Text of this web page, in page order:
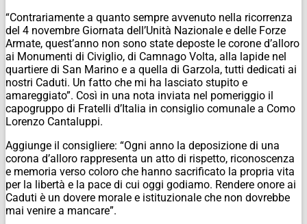
“Contrariamente a quanto sempre avvenuto nella ricorrenza
del 4 novembre Giornata dell’Unità Nazionale e delle Forze
Armate, quest’anno non sono state deposte le corone d’alloro
ai Monumenti di Civiglio, di Camnago Volta, alla lapide nel
quartiere di San Marino e a quella di Garzola, tutti dedicati ai
nostri Caduti. Un fatto che mi ha lasciato stupito e
amareggiato”. Così in una nota inviata nel pomeriggio il
capogruppo di Fratelli d’Italia in consiglio comunale a Como
Lorenzo Cantaluppi.
Aggiunge il consigliere: “Ogni anno la deposizione di una
corona d’alloro rappresenta un atto di rispetto, riconoscenza
e memoria verso coloro che hanno sacrificato la propria vita
per la libertà e la pace di cui oggi godiamo. Rendere onore ai
Caduti è un dovere morale e istituzionale che non dovrebbe
mai venire a mancare”.